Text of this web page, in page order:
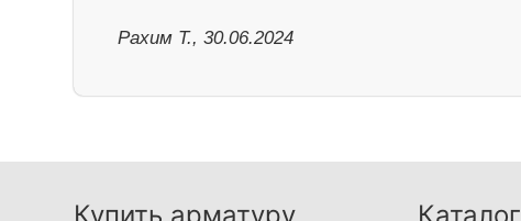
Рахим Т., 30.06.2024
Купить арматуру Каталог